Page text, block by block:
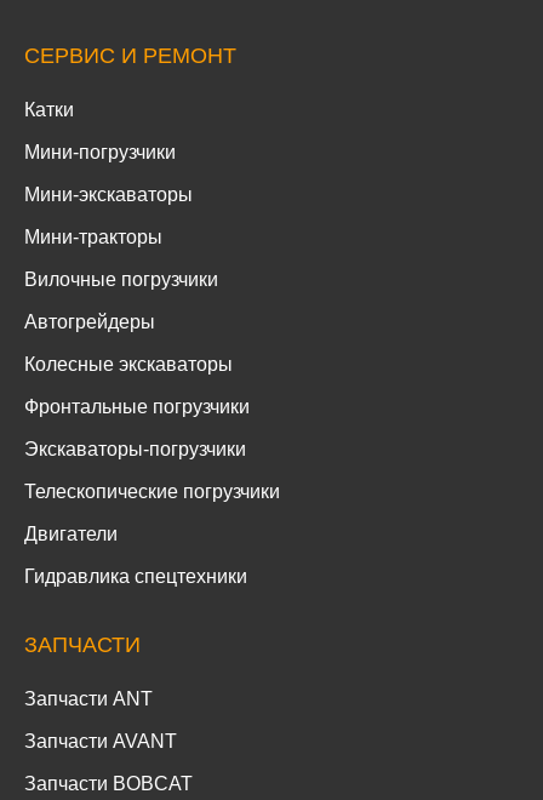
СЕРВИС И РЕМОНТ
Катки
Мини-погрузчики
Мини-экскаваторы
Мини-тракторы
Вилочные погрузчики
Автогрейдеры
Колесные экскаваторы
Фронтальные погрузчики
Экскаваторы-погрузчики
Телескопические погрузчики
Двигатели
Гидравлика спецтехники
ЗАПЧАСТИ
Запчасти ANT
Запчасти AVANT
Запчасти BOBCAT